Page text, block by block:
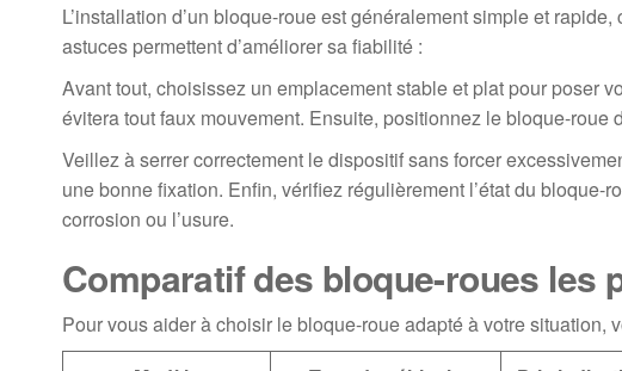
L’installation d’un bloque-roue est généralement simple et
astuces permettent d’améliorer sa fiabilité :
Avant tout, choisissez un emplacement stable et plat pour poser
évitera tout faux mouvement. Ensuite, positionnez le bloque-roue
Veillez à serrer correctement le dispositif sans forcer
une bonne fixation. Enfin, vérifiez régulièrement l’état du
corrosion ou l’usure.
Comparatif des bloque-roues les
Pour vous aider à choisir le bloque-roue adapté à votre